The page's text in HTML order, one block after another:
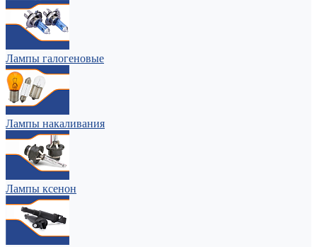
Лампы галогеновые
Лампы накаливания
Лампы ксенон